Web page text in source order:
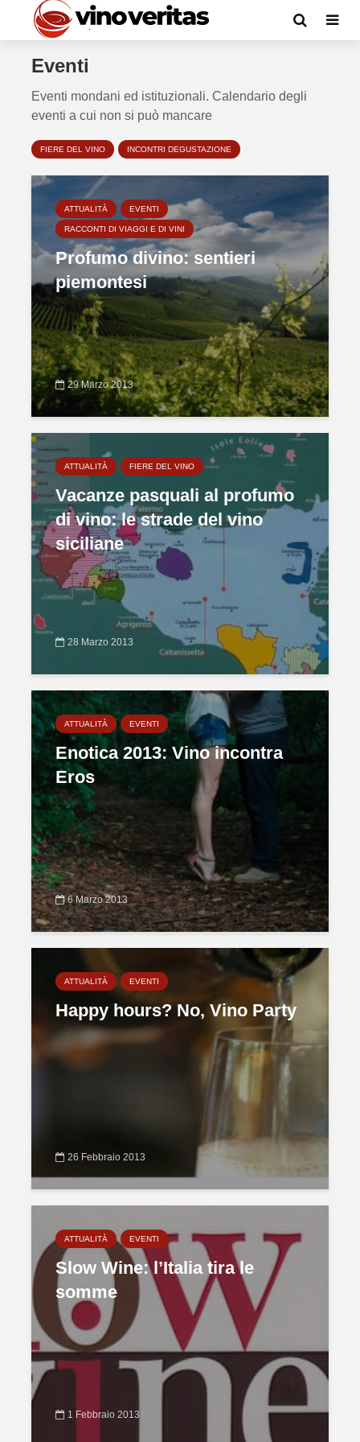
Eventi
Eventi mondani ed istituzionali. Calendario degli
eventi a cui non si può mancare
FIERE DEL VINO INCONTRI DEGUSTAZIONE
ATTUALITÀ EVENTI
RACCONTI DI VIAGGI E DI VINI
Profumo divino: sentieri
piemontesi
29 Marzo 2013
ATTUALITÀ FIERE DEL VINO
Vacanze pasquali al profumo
di vino: le strade del vino
siciliane
28 Marzo 2013
ATTUALITÀ EVENTI
Enotica 2013: Vino incontra
Eros
6 Marzo 2013
ATTUALITÀ EVENTI
Happy hours? No, Vino Party
26 Febbraio 2013
ATTUALITÀ EVENTI
Slow Wine: l’Italia tira le
somme
1 Febbraio 2013